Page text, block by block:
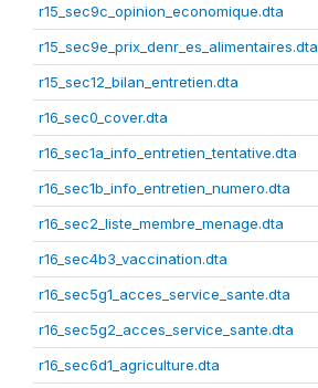
r15_sec9c_opinion_economique.dta
r15_sec9e_prix_denr_es_alimentaires.dta
r15_sec12_bilan_entretien.dta
r16_sec0_cover.dta
r16_sec1a_info_entretien_tentative.dta
r16_sec1b_info_entretien_numero.dta
r16_sec2_liste_membre_menage.dta
r16_sec4b3_vaccination.dta
r16_sec5g1_acces_service_sante.dta
r16_sec5g2_acces_service_sante.dta
r16_sec6d1_agriculture.dta